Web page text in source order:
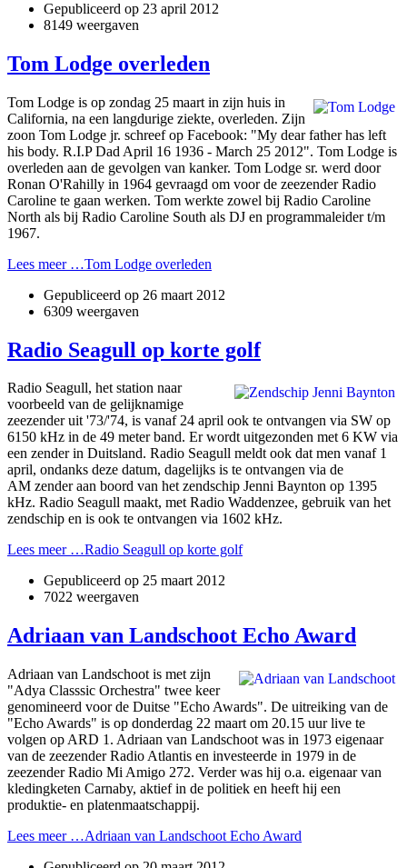
Gepubliceerd op 23 april 2012
8149 weergaven
Tom Lodge overleden
Tom Lodge is op zondag 25 maart in zijn huis in
California, na een langdurige ziekte, overleden. Zijn
zoon Tom Lodge jr. schreef op Facebook: "My dear father has left
his body. R.I.P Dad April 16 1936 - March 25 2012". Tom Lodge is
overleden aan de gevolgen van kanker. Tom Lodge sr. werd door
Ronan O'Rahilly in 1964 gevraagd om voor de zeezender Radio
Caroline te gaan werken. Tom werkte zowel bij Radio Caroline
North als bij Radio Caroline South als DJ en programmaleider t/m
1967.
Lees meer …Tom Lodge overleden
Gepubliceerd op 26 maart 2012
6309 weergaven
Radio Seagull op korte golf
Radio Seagull, het station naar
voorbeeld van de gelijknamige
zeezender uit '73/'74, is vanaf 24 april ook te ontvangen via SW op
6150 kHz in de 49 meter band. Er wordt uitgezonden met 6 KW via
een zender in Duitsland. Radio Seagull meldt ook dat men vanaf 1
april, ondanks deze datum, dagelijks is te ontvangen via de
AM zender aan boord van het zendschip Jenni Baynton op 1395
kHz. Radio Seagull maakt, met Radio Waddenzee, gebruik van het
zendschip en is ook te ontvangen via 1602 kHz.
Lees meer …Radio Seagull op korte golf
Gepubliceerd op 25 maart 2012
7022 weergaven
Adriaan van Landschoot Echo Award
Adriaan van Landschoot is met zijn
"Adya Classsic Orchestra" twee keer
genomineerd voor de Duitse "Echo Awards". De uitreiking van de
"Echo Awards" is op donderdag 22 maart om 20.15 uur live te
volgen op ARD 1. Adriaan van Landschoot was in 1973 eigenaar
van de zeezender Radio Atlantis en investeerde in 1979 in de
zeezender Radio Mi Amigo 272. Verder was hij o.a. eigenaar van
kledingketen Carnaby, aktief in de politiek en heeft hij een
produktie- en platenmaatschappij.
Lees meer …Adriaan van Landschoot Echo Award